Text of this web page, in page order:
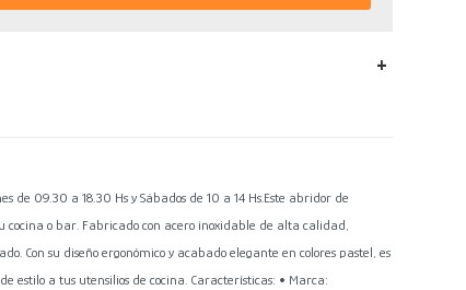
de 09.30 a 18.30 Hs y Sábados de 10 a 14 Hs.Este abridor de
cocina o bar. Fabricado con acero inoxidable de alta calidad,
Con su diseño ergonómico y acabado elegante en colores pastel, es
a tus utensilios de cocina. Características: • Marca: